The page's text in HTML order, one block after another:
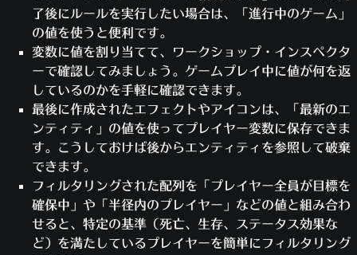
今度はアクションを編集しましょう。地
上にいないヒーローの炎上を止めるとい
うアクションを設定します。
[ステータスを設定（イベント・プ
レイヤー, NULL, 燃焼中,
10000）]という既存のアクショ
ンをクリックします。
アクションのドロップダウンから
す。
ステータスのドロップダウンから
[燃焼中]
を選択します。
他のドロップダウンはすべてその
からゲーム・モードに必要なヒーローの数だ
けコピーします。そして、このコピーがグロ
ーバル変数「L」に格納されます。その結果、
元のヒーローリストをランダムにシャッフル
したサブセットが生成されるというわけで
す。
実際の例を見てみましょう。最初のヒー
ローリストが [アッシュ, ドゥームフィスト,
ゼニヤッタ, ウィドウメイカー, アナ]だった
場合、ランダム化された配列は [ハンゾー,
ファラ, ウィドウメイカー, アナ, アッシュ,
ドゥームフィスト, ソルジャー76, ゼニヤッタ,
了後にルールを実行したい場合は、「進行中のゲーム」
の値を使うと便利です。
変数に値を割り当てて、ワークショップ・インスペクタ
ーで確認してみましょう。ゲームプレイ中に値が何を返
しているのかを手軽に確認できます。
最後に作成されたエフェクトやアイコンは、「最新のエ
ンティティ」の値を使ってプレイヤー変数に保存できま
す。こうしておけば後からエンティティを参照して破棄
できます。
フィルタリングされた配列を「プレイヤー全員が目標を
確保中」や「半径内のプレイヤー」などの値と組み合わ
せると、特定の基準（死亡、生存、ステータス効果な
ど）を満たしているプレイヤーを簡単にフィルタリング